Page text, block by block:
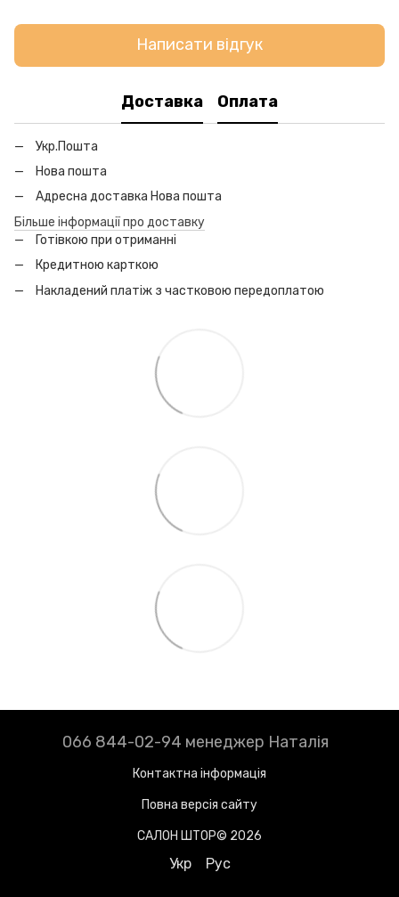
Написати відгук
Доставка Оплата
Укр.Пошта
Нова пошта
Адресна доставка Нова пошта
Більше інформації про доставку
Готівкою при отриманні
Кредитною карткою
Накладений платіж з частковою передоплатою
066 844-02-94 менеджер Наталія
Контактна інформація
Повна версія сайту
САЛОН ШТОР© 2026
Укр Рус